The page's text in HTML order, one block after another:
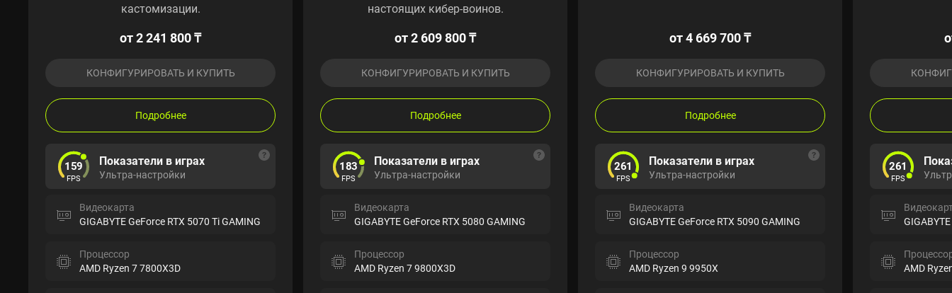
кастомизации.
от 2 241 800 ₸
КОНФИГУРИРОВАТЬ И КУПИТЬ
Подробнее
159
FPS
Показатели в играх
Ультра-настройки
Видеокарта
GIGABYTE GeForce RTX 5070 Ti GAMING
Процессор
AMD Ryzen 7 7800X3D
настоящих кибер-воинов.
от 2 609 800 ₸
КОНФИГУРИРОВАТЬ И КУПИТЬ
Подробнее
183
FPS
Показатели в играх
Ультра-настройки
Видеокарта
GIGABYTE GeForce RTX 5080 GAMING
Процессор
AMD Ryzen 7 9800X3D
от 4 669 700 ₸
КОНФИГУРИРОВАТЬ И КУПИТЬ
Подробнее
261
FPS
Показатели в играх
Ультра-настройки
Видеокарта
GIGABYTE GeForce RTX 5090 GAMING
Процессор
AMD Ryzen 9 9950X
261
FPS
AMD